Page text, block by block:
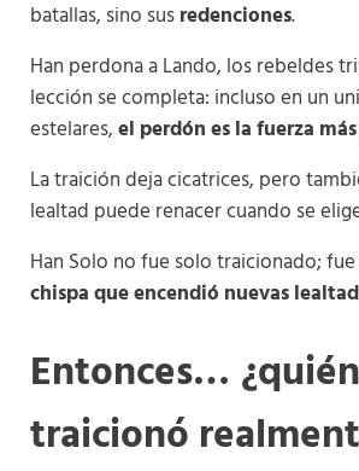
batallas, sino susredenciones.
Han perdona a Lando, los rebeldes
lección se completa: incluso en un
estelares,el perdón es la fuerza
La traición deja cicatrices, pero
lealtad puede renacer cuando se
Han Solo no fue solo traicionado;
chispa que encendió nuevas
Entonces…
traicionó